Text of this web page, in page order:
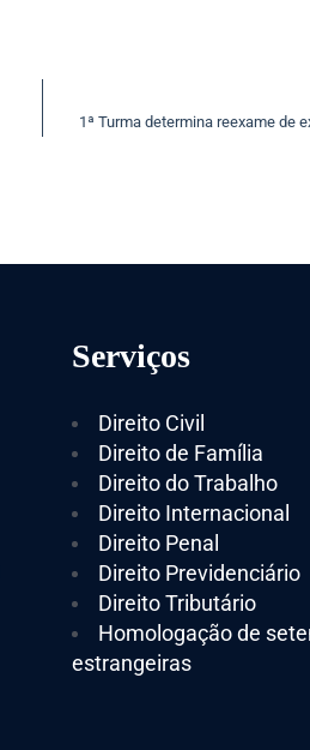
1ª Turma determina reexame de
Serviços
Direito Civil
Direito de Família
Direito do Trabalho
Direito Internacional
Direito Penal
Direito Previdenciário
Direito Tributário
Homologação de
estrangeiras